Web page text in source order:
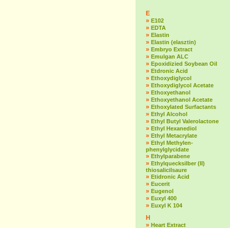
E
» E102
» EDTA
» Elastin
» Elastin (elasztin)
» Embryo Extract
» Emulgan ALC
» Epoxidizied Soybean Oil
» Etdronic Acid
» Ethoxydiglycol
» Ethoxydiglycol Acetate
» Ethoxyethanol
» Ethoxyethanol Acetate
» Ethoxylated Surfactants
» Ethyl Alcohol
» Ethyl Butyl Valerolactone
» Ethyl Hexanediol
» Ethyl Metacrylate
» Ethyl Methylen-
phenylglycidate
» Ethylparabene
» Ethylquecksilber (II)
thiosalicilsaure
» Etidronic Acid
» Eucerit
» Eugenol
» Euxyl 400
» Euxyl K 104
H
» Heart Extract